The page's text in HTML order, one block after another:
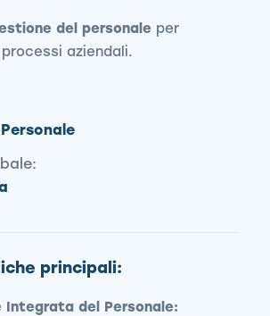
del personale per
aziendali.
principali:
Integrata del Personale: